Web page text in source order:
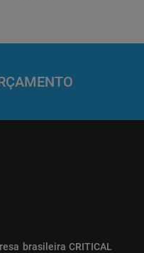
brasileira CRITICAL